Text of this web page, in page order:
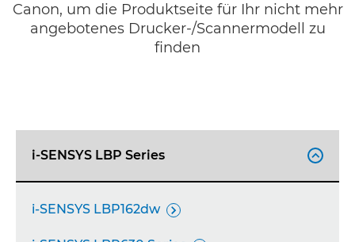
Canon, um die Produktseite für Ihr nicht mehr
angebotenes Drucker-/Scannermodell zu
finden
i-SENSYS LBP Series 
i-SENSYS LBP162dw 